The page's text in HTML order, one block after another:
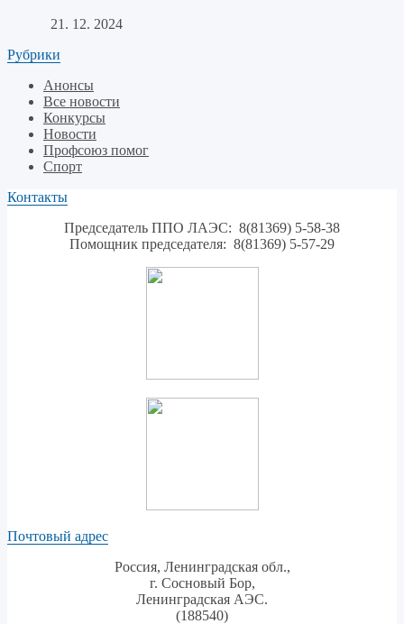
21. 12. 2024
Рубрики
Анонсы
Все новости
Конкурсы
Новости
Профсоюз помог
Спорт
Контакты
Председатель ППО ЛАЭС: 8(81369) 5-58-38
Помощник председателя: 8(81369) 5-57-29
Почтовый адрес
Россия, Ленинградская обл.,
г. Сосновый Бор,
Ленинградская АЭС.
(188540)